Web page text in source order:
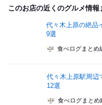
このお店の近くのグルメ情報
代々木上原の絶品
9選
食べログまとめ
代々木上原駅周辺
12選
食べログまとめ